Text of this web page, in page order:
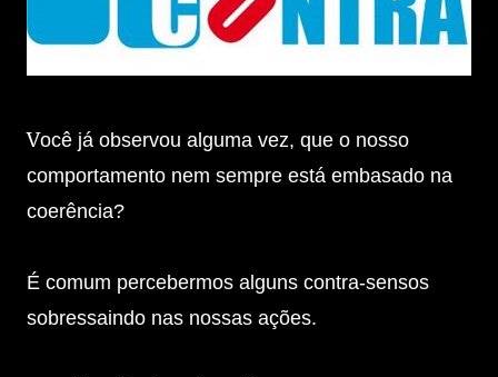
Você já observou alguma vez, que o nosso
comportamento nem sempre está embasado na
coerência?
É comum percebermos alguns contra-sensos
sobressaindo nas nossas ações.